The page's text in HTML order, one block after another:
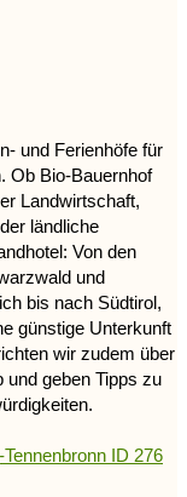
und Ferienhöfe für
Ob Bio-Bauernhof
Landwirtschaft,
ländliche
Von den
und
bis nach Südtirol,
günstige Unterkunft
wir zudem über
und geben Tipps zu
ID 276